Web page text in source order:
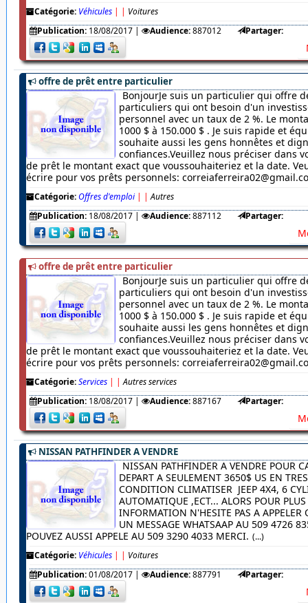
Catégorie: Véhicules | | Voitures
Publication: 18/08/2017| Audience:887012 Partager:
offre de prêt entre particulier
BonjourJe suis un particulier qui offre
particuliers qui ont besoin d'un
personnel avec un taux de 2 %. Le
1000 $ à 150.000 $ . Je suis rapide et
souhaite aussi les gens honnêtes et
confiances.Veuillez nous préciser dans
de prêt le montant exact que voussouhaiteriez et la date.
écrire pour vos prêts personnels:
Catégorie:Offres d'emploi | | Autres
Publication: 18/08/2017| Audience:887112 Partager:
offre de prêt entre particulier
BonjourJe suis un particulier qui offre
particuliers qui ont besoin d'un
personnel avec un taux de 2 %. Le
1000 $ à 150.000 $ . Je suis rapide et
souhaite aussi les gens honnêtes et
confiances.Veuillez nous préciser dans
de prêt le montant exact que voussouhaiteriez et la date.
écrire pour vos prêts personnels:
Catégorie:Services | | Autres services
Publication: 18/08/2017| Audience:887167 Partager:
NISSAN PATHFINDER A VENDRE
NISSAN PATHFINDER A VENDRE POUR
DEPART A SEULEMENT 3650$ US EN
CONDITION CLIMATISER JEEP 4X4, 6
AUTOMATIQUE ,ECT... ALORS POUR PLUS
INFORMATION N'HESITE PAS A APPELER
UN MESSAGE WHATSAAP AU 509 4726
POUVEZ AUSSI APPELE AU 509 3290 4033 MERCI. (...)
Catégorie: Véhicules | | Voitures
Publication:01/08/2017| Audience:887791 Partager: